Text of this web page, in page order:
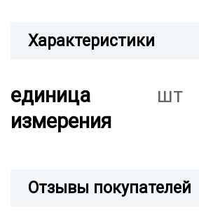
Характеристики
единица
измерения
шт
Отзывы покупателей